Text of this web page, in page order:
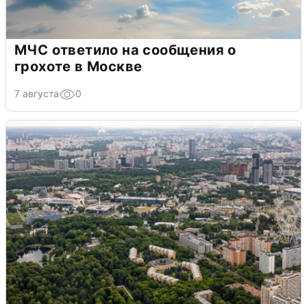
МЧС ответило на сообщения о
грохоте в Москве
7 августа 0